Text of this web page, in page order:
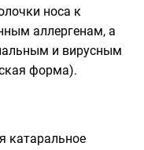
носа к
аллергенам, а
и вирусным
форма).
катаральное